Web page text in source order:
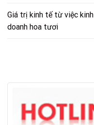
Giá trị kinh tế từ việc kinh
doanh hoa tươi